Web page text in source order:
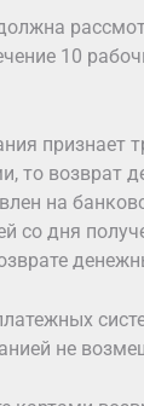
10
признает
то возврат
на
со дня
не